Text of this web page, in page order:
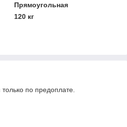
Прямоугольная
120 кг
по предоплате.